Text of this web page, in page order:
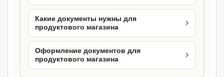
Какие документы нужны для
продуктового магазина
Оформление документов для
продуктового магазина